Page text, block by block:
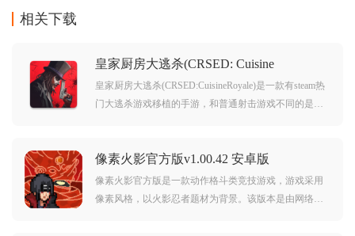
相关下载
皇家厨房大逃杀(CRSED: Cuisine
Royale)v3.0.6.2.534 安卓版
皇家厨房大逃杀(CRSED:CuisineRoyale)是一款有steam热
门大逃杀游戏移植的手游，和普通射击游戏不同的是，
像素火影官方版v1.00.42 安卓版
像素火影官方版是一款动作格斗类竞技游戏，游戏采用
像素风格，以火影忍者题材为背景。该版本是由网络大